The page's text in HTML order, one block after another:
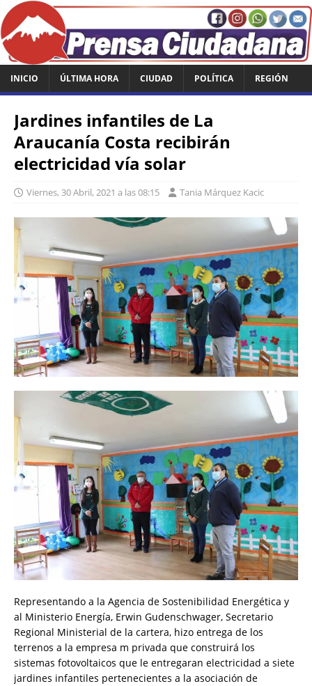
INICIO ÚLTIMA HORA CIUDAD POLÍTICA REGIÓN
Jardines infantiles de La
Araucanía Costa recibirán
electricidad vía solar
Viernes, 30 Abril, 2021 a las 08:15 Tania Márquez Kacic
Representando a la Agencia de Sostenibilidad Energética y
al Ministerio Energía, Erwin Gudenschwager, Secretario
Regional Ministerial de la cartera, hizo entrega de los
terrenos a la empresa m privada que construirá los
sistemas fotovoltaicos que le entregaran electricidad a siete
jardines infantiles pertenecientes a la asociación de